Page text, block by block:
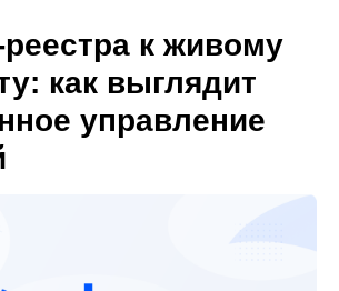
к живому
как выглядит
управление